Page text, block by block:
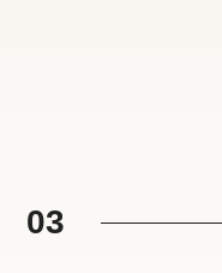
03